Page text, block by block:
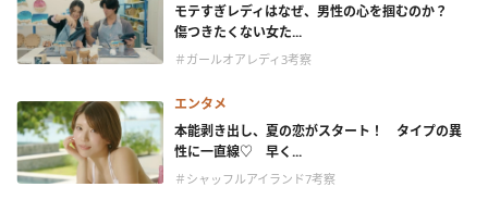
モテすぎレディはなぜ、男性の心を掴むのか？
傷つきたくない女た...
＃ガールオアレディ3考察
エンタメ
本能剥き出し、夏の恋がスタート！ タイプの異
性に一直線♡ 早く...
＃シャッフルアイランド7考察